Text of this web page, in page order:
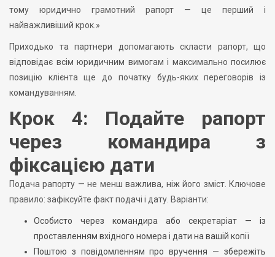
тому юридично грамотний рапорт — це перший і
найважливіший крок.»
Приходько та партнери допомагають скласти рапорт, що
відповідає всім юридичним вимогам і максимально посилює
позицію клієнта ще до початку будь-яких переговорів із
командуванням.
Крок 4: Подайте рапорт
через командира з
фіксацією дати
Подача рапорту — не менш важлива, ніж його зміст. Ключове
правило: зафіксуйте факт подачі і дату. Варіанти:
Особисто через командира або секретаріат — із
проставленням вхідного номера і дати на вашій копії
Поштою з повідомленням про вручення — збережіть